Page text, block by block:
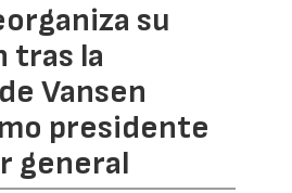
su
tras la
Vansen
presidente
general